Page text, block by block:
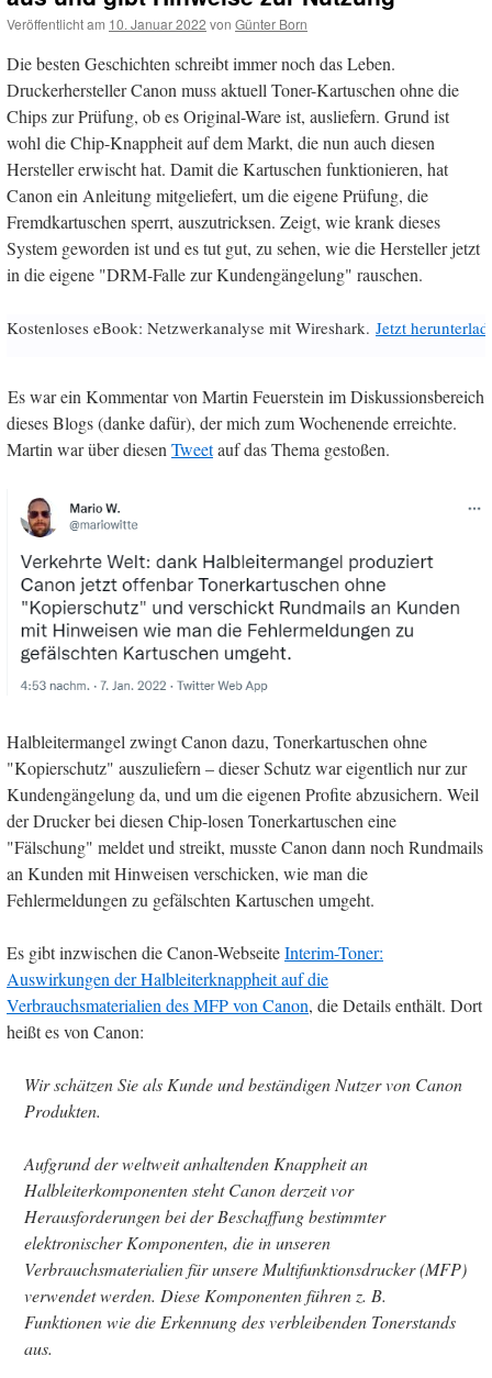
Veröffentlicht am 10. Januar 2022 von Günter Born
Die besten Geschichten schreibt immer noch das Leben.
Druckerhersteller Canon muss aktuell Toner-Kartuschen ohne die
Chips zur Prüfung, ob es Original-Ware ist, ausliefern. Grund ist
wohl die Chip-Knappheit auf dem Markt, die nun auch diesen
Hersteller erwischt hat. Damit die Kartuschen funktionieren, hat
Canon ein Anleitung mitgeliefert, um die eigene Prüfung, die
Fremdkartuschen sperrt, auszutricksen. Zeigt, wie krank dieses
System geworden ist und es tut gut, zu sehen, wie die Hersteller jetzt
in die eigene "DRM-Falle zur Kundengängelung" rauschen.
Kostenloses eBook: Netzwerkanalyse mit Wireshark. Jetzt
Es war ein Kommentar von Martin Feuerstein im Diskussionsbereich
dieses Blogs (danke dafür), der mich zum Wochenende erreichte.
Martin war über diesenTweetauf das Thema gestoßen.
Halbleitermangel zwingt Canon dazu, Tonerkartuschen ohne
"Kopierschutz" auszuliefern – dieser Schutz war eigentlich nur zur
Kundengängelung da, und um die eigenen Profite abzusichern. Weil
der Drucker bei diesen Chip-losen Tonerkartuschen eine
"Fälschung" meldet und streikt, musste Canon dann noch Rundmails
an Kunden mit Hinweisen verschicken, wie man die
Fehlermeldungen zu gefälschten Kartuschen umgeht.
Es gibt inzwischen die Canon-WebseiteInterim-Toner:
Auswirkungen der Halbleiterknappheit auf die
Verbrauchsmaterialien des MFP von Canon, die Details enthält. Dort
heißt es von Canon:
Wir schätzen Sie als Kunde und beständigen Nutzer von Canon
Produkten.
Aufgrund der weltweit anhaltenden Knappheit an
Halbleiterkomponenten steht Canon derzeit vor
Herausforderungen bei der Beschaffung bestimmter
elektronischer Komponenten, die in unseren
Verbrauchsmaterialien für unsere Multifunktionsdrucker (MFP)
verwendet werden. Diese Komponenten führen z. B.
Funktionen wie die Erkennung des verbleibenden Tonerstands
aus.